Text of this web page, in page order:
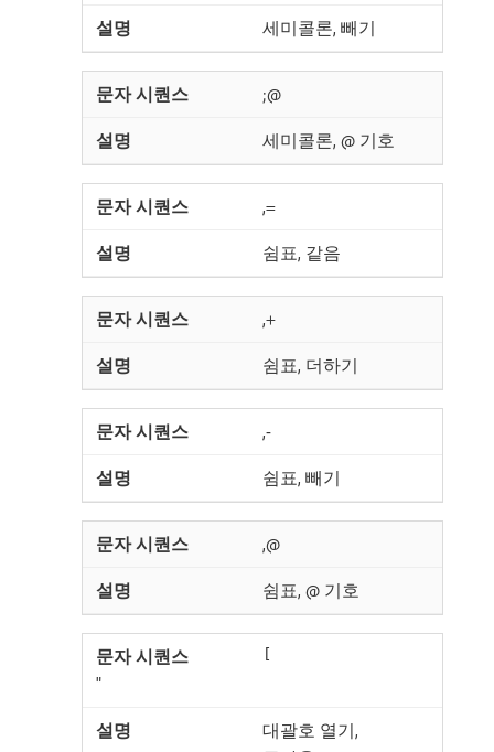
세미콜론, 빼기
;@
세미콜론, @ 기호
,=
쉼표, 같음
,+
쉼표, 더하기
,-
쉼표, 빼기
,@
쉼표, @ 기호
[
"
대괄호 열기,